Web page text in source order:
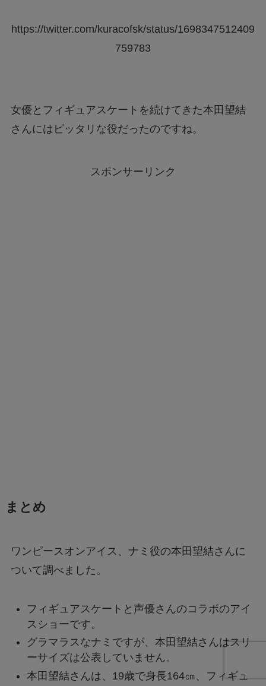
https://twitter.com/kuracofsk/status/1698347512409
759783
女優とフィギュアスケートを続けてきた本田望結
さんにはピッタリな役だったのですね。
スポンサーリンク
まとめ
ワンピースオンアイス、ナミ役の本田望結さんに
ついて調べました。
フィギュアスケートと声優さんのコラボのアイ
スショーです。
グラマラスなナミですが、本田望結さんはスリ
ーサイズは公表していません。
本田望結さんは、19歳で身長164㎝、フィギュ